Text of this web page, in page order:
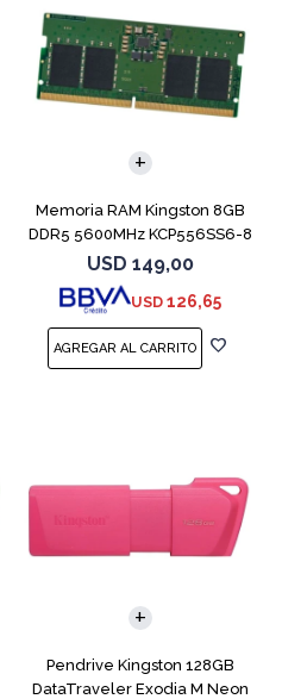
Memoria RAM Kingston 8GB
DDR5 5600MHz KCP556SS6-8
SODIMM
USD 149,00
USD 126,65
Pendrive Kingston 128GB
DataTraveler Exodia M Neon